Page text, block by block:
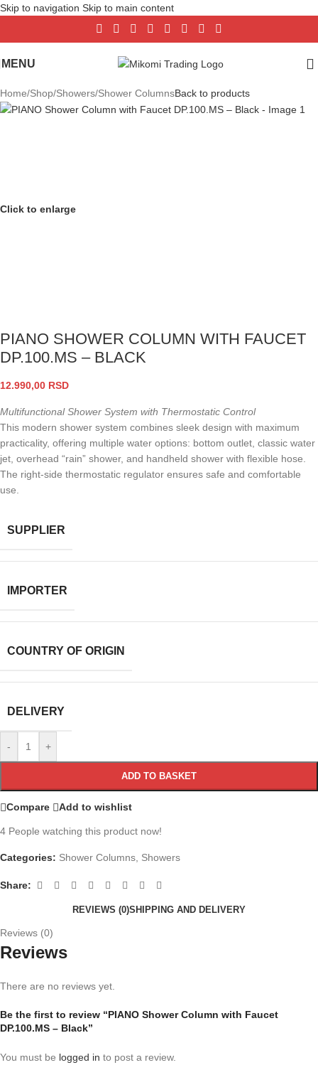
Skip to navigation Skip to main content
MENU
Home/Shop/Showers/Shower ColumnsBack to products
Click to enlarge
PIANO SHOWER COLUMN WITH FAUCET
DP.100.MS – BLACK
12.990,00 RSD
Multifunctional Shower System with Thermostatic Control
This modern shower system combines sleek design with maximum
practicality, offering multiple water options: bottom outlet, classic water
jet, overhead “rain” shower, and handheld shower with flexible hose.
The right-side thermostatic regulator ensures safe and comfortable
use.
SUPPLIER
IMPORTER
COUNTRY OF ORIGIN
DELIVERY
- +
ADD TO BASKET
Compare Add to wishlist
4 People watching this product now!
Categories: Shower Columns Showers
Share:
REVIEWS (0)SHIPPING AND DELIVERY
Reviews (0)
Reviews
There are no reviews yet.
Be the first to review “PIANO Shower Column with Faucet
DP.100.MS – Black”
You must be logged in to post a review.